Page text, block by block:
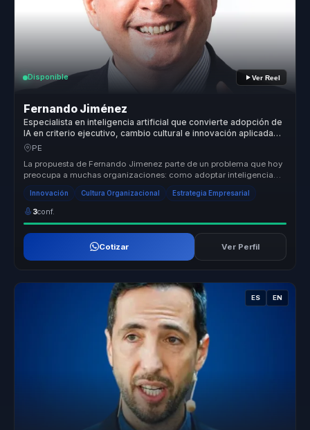
Disponible Ver Reel
Fernando Jiménez
Especialista en inteligencia artificial que convierte adopción de
IA en criterio ejecutivo, cambio cultural e innovación aplicada
para empresas.
PE
La propuesta de Fernando Jimenez parte de un problema que hoy
preocupa a muchas organizaciones: como adoptar inteligencia
artificial sin ...
Innovación Cultura Organizacional Estrategia Empresarial
3conf.
Cotizar Ver Perfil
ES EN